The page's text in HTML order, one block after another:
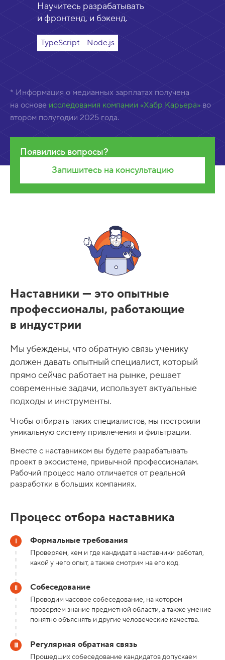
Научитесь разрабатывать
и фронтенд, и бэкенд.
TypeScript Node.js
* Информация о медианных зарплатах получена
на основе исследования компании «Хабр Карьера» во
втором полугодии 2025 года.
Появились вопросы?
Запишитесь на консультацию
Наставники — это опытные
профессионалы, работающие
в индустрии
Мы убеждены, что обратную связь ученику
должен давать опытный специалист, который
прямо сейчас работает на рынке, решает
современные задачи, использует актуальные
подходы и инструменты.
Чтобы отбирать таких специалистов, мы построили
уникальную систему привлечения и фильтрации.
Вместе с наставником вы будете разрабатывать
проект в экосистеме, привычной профессионалам.
Рабочий процесс мало отличается от реальной
разработки в больших компаниях.
Процесс отбора наставника
Формальные требования
Проверяем, кем и где кандидат в наставники работал,
какой у него опыт, а также смотрим на его код.
Собеседование
Проводим часовое собеседование, на котором
проверяем знание предметной области, а также умение
понятно объяснять и другие человеческие качества.
Регулярная обратная связь
Прошедших собеседование кандидатов допускаем